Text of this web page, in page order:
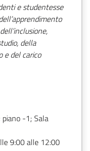
e studentesse
della
e del carico
piano -1; Sala
9:00 alle 12:00